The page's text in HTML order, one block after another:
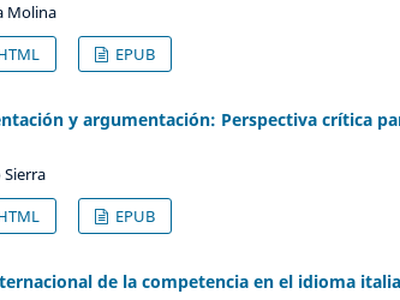
Molina
EPUB
y argumentación: Perspectiva crítica
Sierra
EPUB
de la competencia en el idioma